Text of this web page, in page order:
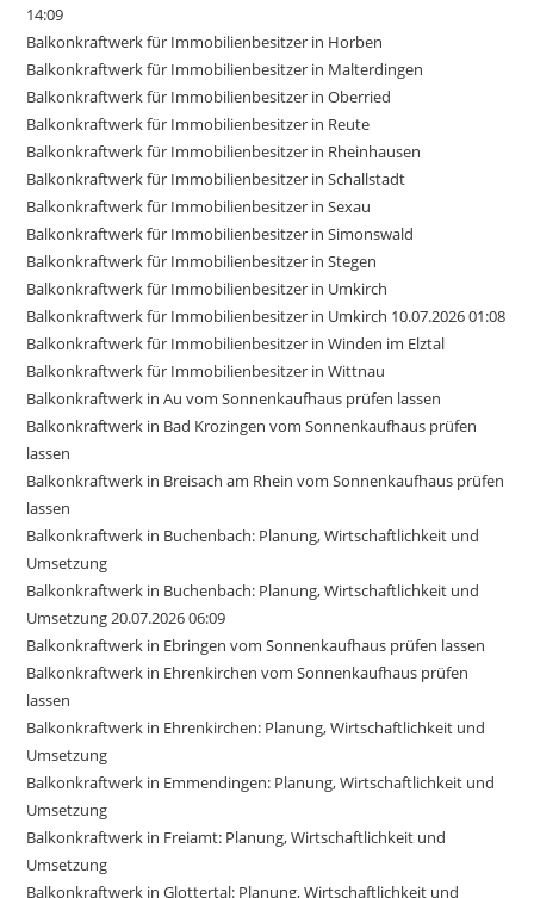
14:09
Balkonkraftwerk für Immobilienbesitzer in Horben
Balkonkraftwerk für Immobilienbesitzer in Malterdingen
Balkonkraftwerk für Immobilienbesitzer in Oberried
Balkonkraftwerk für Immobilienbesitzer in Reute
Balkonkraftwerk für Immobilienbesitzer in Rheinhausen
Balkonkraftwerk für Immobilienbesitzer in Schallstadt
Balkonkraftwerk für Immobilienbesitzer in Sexau
Balkonkraftwerk für Immobilienbesitzer in Simonswald
Balkonkraftwerk für Immobilienbesitzer in Stegen
Balkonkraftwerk für Immobilienbesitzer in Umkirch
Balkonkraftwerk für Immobilienbesitzer in Umkirch 10.07.2026 01:08
Balkonkraftwerk für Immobilienbesitzer in Winden im Elztal
Balkonkraftwerk für Immobilienbesitzer in Wittnau
Balkonkraftwerk in Au vom Sonnenkaufhaus prüfen lassen
Balkonkraftwerk in Bad Krozingen vom Sonnenkaufhaus prüfen
lassen
Balkonkraftwerk in Breisach am Rhein vom Sonnenkaufhaus prüfen
lassen
Balkonkraftwerk in Buchenbach: Planung, Wirtschaftlichkeit und
Umsetzung
Balkonkraftwerk in Buchenbach: Planung, Wirtschaftlichkeit und
Umsetzung 20.07.2026 06:09
Balkonkraftwerk in Ebringen vom Sonnenkaufhaus prüfen lassen
Balkonkraftwerk in Ehrenkirchen vom Sonnenkaufhaus prüfen
lassen
Balkonkraftwerk in Ehrenkirchen: Planung, Wirtschaftlichkeit und
Umsetzung
Balkonkraftwerk in Emmendingen: Planung, Wirtschaftlichkeit und
Umsetzung
Balkonkraftwerk in Freiamt: Planung, Wirtschaftlichkeit und
Umsetzung
Balkonkraftwerk in Glottertal: Planung, Wirtschaftlichkeit und